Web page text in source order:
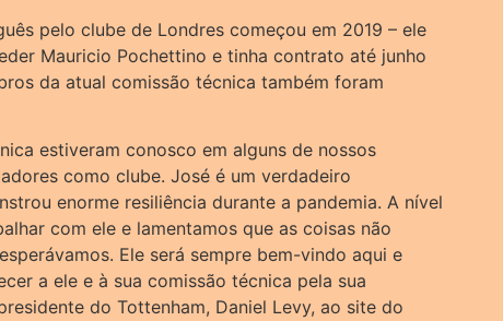
pelo clube de Londres começou em 2019 – ele
Mauricio Pochettino e tinha contrato até junho
da atual comissão técnica também foram
estiveram conosco em alguns de nossos
como clube. José é um verdadeiro
enorme resiliência durante a pandemia. A nível
com ele e lamentamos que as coisas não
Ele será sempre bem-vindo aqui e
a ele e à sua comissão técnica pela sua
do Tottenham, Daniel Levy, ao site do